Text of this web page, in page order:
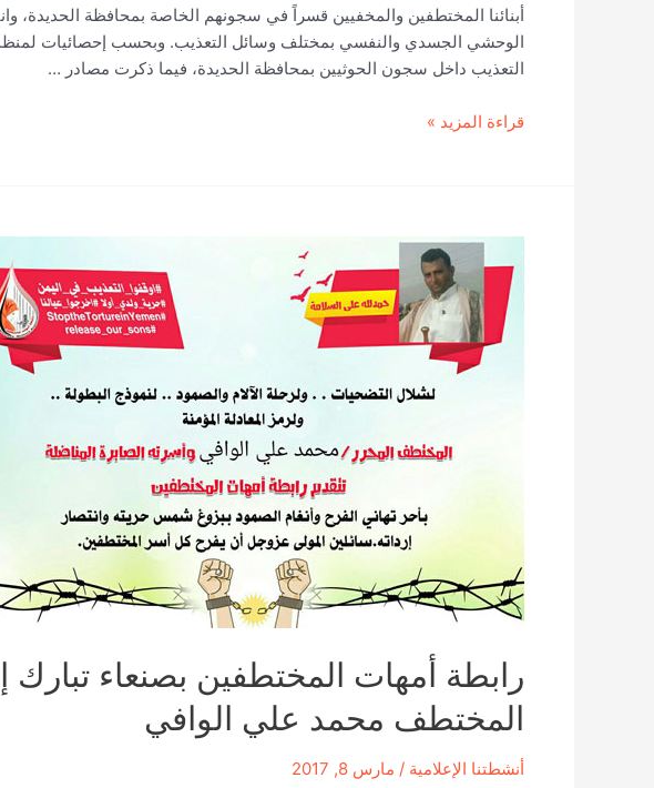
أبنائنا المختطفين والمخفيين قسراً في سجونهم الخاصة بمحافظة الحديدة،
التعذيب داخل سجون الحوثيين بمحافظة الحديدة، فيما ذكرت مصادر …
بيان
المختطفين
حتى
الموت
قراءة المزيد »
رابطة أمهات المختطفين بصنعاء تبارك
المختطف محمد علي الوافي
أنشطتنا الإعلامية / مارس 8, 2017